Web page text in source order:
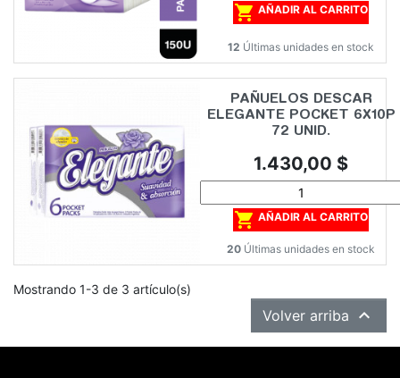
 AÑADIR AL CARRITO
12 Últimas unidades en stock
PAÑUELOS DESCAR
ELEGANTE POCKET 6X10P
72 UNID.
Precio
1.430,00 $
 AÑADIR AL CARRITO
20 Últimas unidades en stock
Mostrando 1-3 de 3 artículo(s)
Volver arriba 